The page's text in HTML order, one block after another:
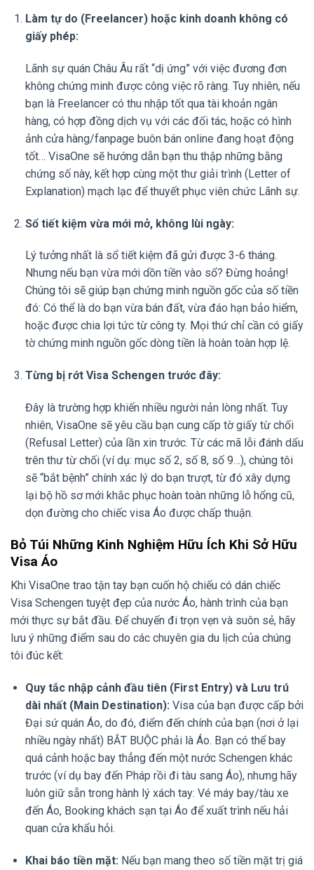
Làm tự do (Freelancer) hoặc kinh doanh không có
giấy phép:
Lãnh sự quán Châu Âu rất “dị ứng” với việc đương đơn
không chứng minh được công việc rõ ràng. Tuy nhiên, nếu
bạn là Freelancer có thu nhập tốt qua tài khoản ngân
hàng, có hợp đồng dịch vụ với các đối tác, hoặc có hình
ảnh cửa hàng/fanpage buôn bán online đang hoạt động
tốt… VisaOne sẽ hướng dẫn bạn thu thập những bằng
chứng số này, kết hợp cùng một thư giải trình (Letter of
Explanation) mạch lạc để thuyết phục viên chức Lãnh sự.
Sổ tiết kiệm vừa mới mở, không lùi ngày:
Lý tưởng nhất là sổ tiết kiệm đã gửi được 3-6 tháng.
Nhưng nếu bạn vừa mới dồn tiền vào sổ? Đừng hoảng!
Chúng tôi sẽ giúp bạn chứng minh nguồn gốc của số tiền
đó: Có thể là do bạn vừa bán đất, vừa đáo hạn bảo hiểm,
hoặc được chia lợi tức từ công ty. Mọi thứ chỉ cần có giấy
tờ chứng minh nguồn gốc dòng tiền là hoàn toàn hợp lệ.
Từng bị rớt Visa Schengen trước đây:
Đây là trường hợp khiến nhiều người nản lòng nhất. Tuy
nhiên, VisaOne sẽ yêu cầu bạn cung cấp tờ giấy từ chối
(Refusal Letter) của lần xin trước. Từ các mã lỗi đánh dấu
trên thư từ chối (ví dụ: mục số 2, số 8, số 9…), chúng tôi
sẽ “bắt bệnh” chính xác lý do bạn trượt, từ đó xây dựng
lại bộ hồ sơ mới khắc phục hoàn toàn những lỗ hổng cũ,
dọn đường cho chiếc visa Áo được chấp thuận.
Bỏ Túi Những Kinh Nghiệm Hữu Ích Khi Sở Hữu
Visa Áo
Khi VisaOne trao tận tay bạn cuốn hộ chiếu có dán chiếc
Visa Schengen tuyệt đẹp của nước Áo, hành trình của bạn
mới thực sự bắt đầu. Để chuyến đi trọn vẹn và suôn sẻ, hãy
lưu ý những điểm sau do các chuyên gia du lịch của chúng
tôi đúc kết:
Quy tắc nhập cảnh đầu tiên (First Entry) và Lưu trú
dài nhất (Main Destination): Visa của bạn được cấp bởi
Đại sứ quán Áo, do đó, điểm đến chính của bạn (nơi ở lại
nhiều ngày nhất) BẮT BUỘC phải là Áo. Bạn có thể bay
quá cảnh hoặc bay thẳng đến một nước Schengen khác
trước (ví dụ bay đến Pháp rồi đi tàu sang Áo), nhưng hãy
luôn giữ sẵn trong hành lý xách tay: Vé máy bay/tàu xe
đến Áo, Booking khách sạn tại Áo để xuất trình nếu hải
quan cửa khẩu hỏi.
Khai báo tiền mặt: Nếu bạn mang theo số tiền mặt trị giá